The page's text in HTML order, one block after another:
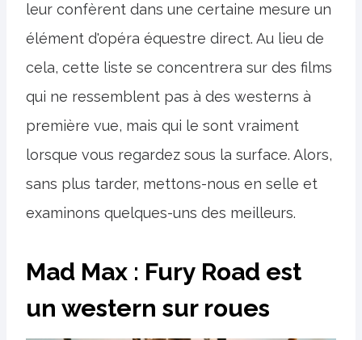
leur confèrent dans une certaine mesure un
élément d'opéra équestre direct. Au lieu de
cela, cette liste se concentrera sur des films
qui ne ressemblent pas à des westerns à
première vue, mais qui le sont vraiment
lorsque vous regardez sous la surface. Alors,
sans plus tarder, mettons-nous en selle et
examinons quelques-uns des meilleurs.
Mad Max : Fury Road est
un western sur roues